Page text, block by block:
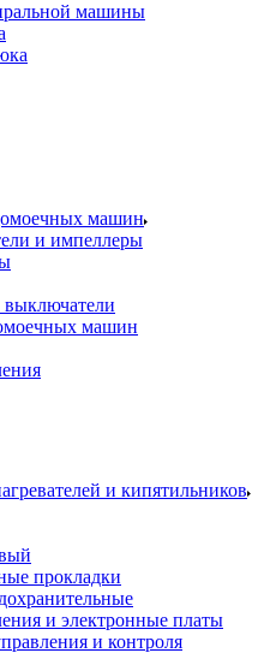
машины
машин
и импеллеры
выключатели
машин
и кипятильников
прокладки
и электронные платы
и контроля